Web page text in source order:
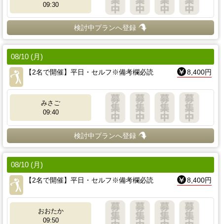
09:30
検討中プランへ登録
08/10 (月)
【2名で開催】平日・セルフ※備考欄必読
8,400円
みさご
09:40
検討中プランへ登録
08/10 (月)
【2名で開催】平日・セルフ※備考欄必読
8,400円
おおたか
09:50